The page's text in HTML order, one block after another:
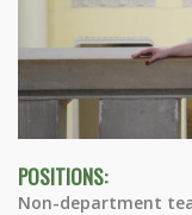
POSITIONS:
Non-department